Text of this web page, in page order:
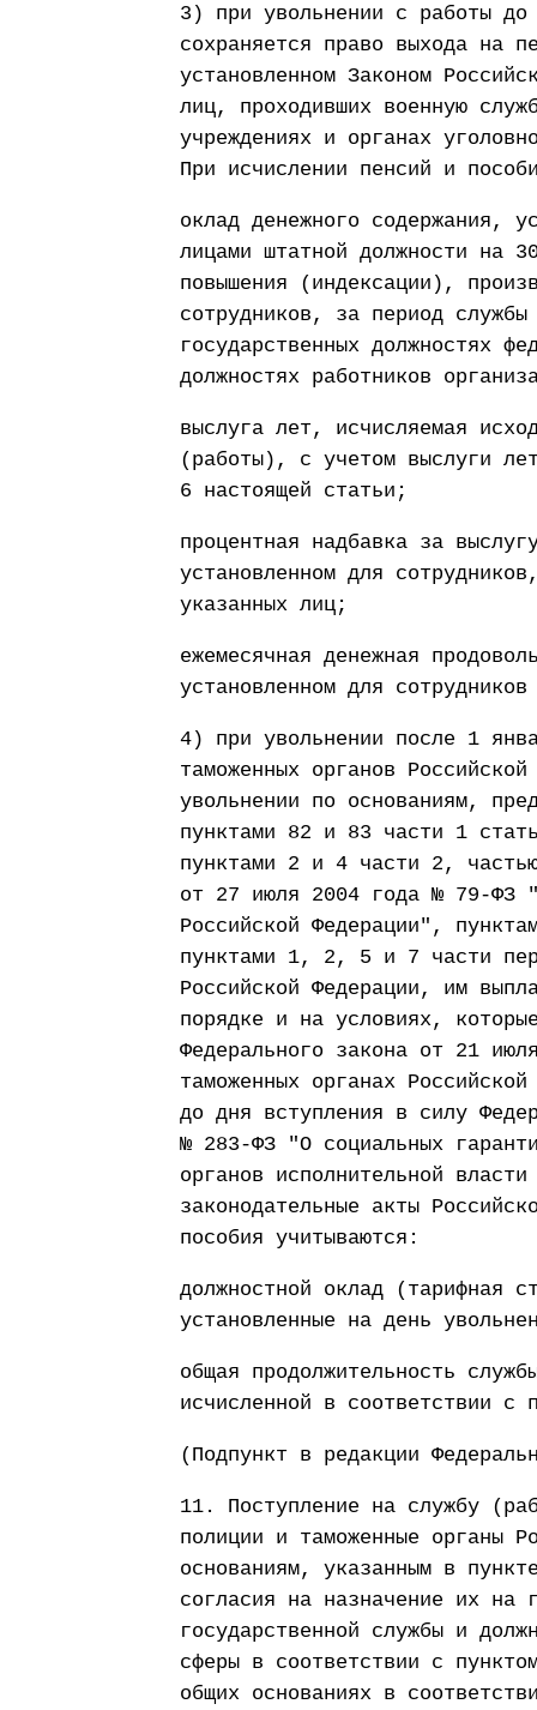
3) при увольнении с работы
сохраняется право выхода на
установленном Законом
лиц, проходивших военную
учреждениях и органах
При исчислении пенсий и
оклад денежного содержания,
лицами штатной должности на
повышения (индексации),
сотрудников, за период
государственных должностях
должностях работников
выслуга лет, исчисляемая
(работы), с учетом выслуги
6 настоящей статьи;
процентная надбавка за
установленном для
указанных лиц;
ежемесячная денежная
установленном для
4) при увольнении после 1
таможенных органов
увольнении по основаниям,
пунктами 82 и 83 части 1
пунктами 2 и 4 части 2,
от 27 июля 2004 года № 79-ФЗ
Российской Федерации",
пунктами 1, 2, 5 и 7 части
Российской Федерации, им
порядке и на условиях,
Федерального закона от 21
таможенных органах
до дня вступления в силу
№ 283-ФЗ "О социальных
органов исполнительной
законодательные акты
пособия учитываются:
должностной оклад (тарифная
установленные на день
общая продолжительность
исчисленной в соответствии с
(Подпункт в редакции
11. Поступление на службу
полиции и таможенные органы
основаниям, указанным в
согласия на назначение их на
государственной службы и
сферы в соответствии с
общих основаниях в